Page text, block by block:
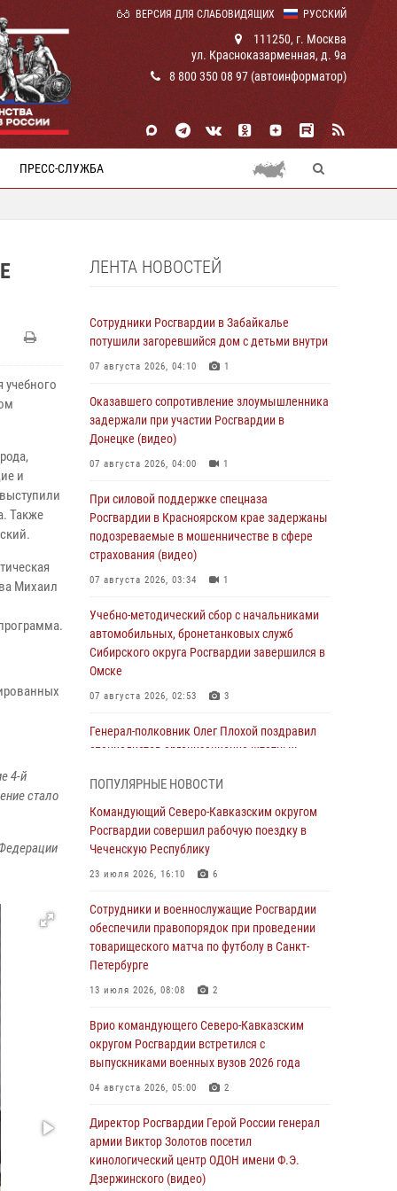
РУССКИЙ
ВЕРСИЯ ДЛЯ СЛАБОВИДЯЩИХ
111250, г. Москва
ул. Красноказарменная, д. 9а
8 800 350 08 97 (автоинформатор)
ПРЕСС-СЛУЖБА
и
Также
Михаил
4-й
стало
ЛЕНТА НОВОСТЕЙ
Сотрудники Росгвардии в Забайкалье
потушили загоревшийся дом с детьми внутри
07 августа 2026, 04:10 1
Оказавшего сопротивление злоумышленника
задержали при участии Росгвардии в
Донецке (видео)
07 августа 2026, 04:00 1
При силовой поддержке спецназа
Росгвардии в Красноярском крае задержаны
подозреваемые в мошенничестве в сфере
страхования (видео)
07 августа 2026, 03:34 1
Учебно-методический сбор с начальниками
автомобильных, бронетанковых служб
Сибирского округа Росгвардии завершился в
Омске
07 августа 2026, 02:53 3
Генерал-полковник Олег Плохой поздравил
специалистов организационно-штатных
профессиональным праздником
06 августа 2026, 21:01
В Нижнем Новгороде состоялось
Всероссийское совещание-семинар по
охраны Росгвардии (видео)
06 августа 2026, 14:47 10 1
В Брянске сотрудники и военнослужащие
Росгвардии почтили память Героя России
06 августа 2026, 14:36 2
В кинологическом центре Уральского округа
Росгвардии почтили память товарищей,
06 августа 2026, 13:29 5
В Центральном округе Росгвардии прошли
мероприятия к 108‑летию генерала армии
ПОПУЛЯРНЫЕ НОВОСТИ
Командующий Северо-Кавказским округом
Росгвардии совершил рабочую поездку в
Чеченскую Республику
23 июля 2026, 16:10 6
Сотрудники и военнослужащие Росгвардии
обеспечили правопорядок при проведении
товарищеского матча по футболу в Санкт-
Петербурге
13 июля 2026, 08:08 2
Врио командующего Северо-Кавказским
округом Росгвардии встретился с
выпускниками военных вузов 2026 года
04 августа 2026, 05:00 2
Директор Росгвардии Герой России генерал
армии Виктор Золотов посетил
кинологический центр ОДОН имени Ф.Э.
Дзержинского (видео)